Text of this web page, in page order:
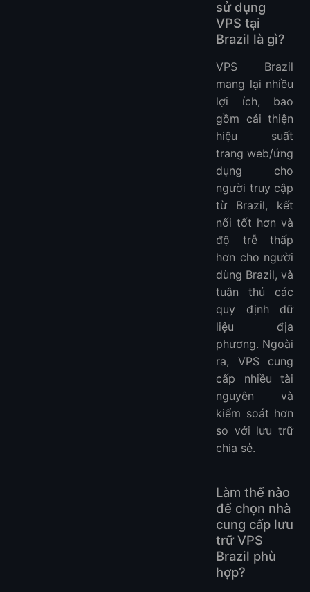
sử dụng
VPS tại
Brazil là gì?
VPS Brazil
mang lại nhiều
lợi ích, bao
gồm cải thiện
hiệu suất
trang web/ứng
dụng cho
người truy cập
từ Brazil, kết
nối tốt hơn và
độ trễ thấp
hơn cho người
dùng Brazil, và
tuân thủ các
quy định dữ
liệu địa
phương. Ngoài
ra, VPS cung
cấp nhiều tài
nguyên và
kiểm soát hơn
so với lưu trữ
chia sẻ.
Làm thế nào
để chọn nhà
cung cấp lưu
trữ VPS
Brazil phù
hợp?